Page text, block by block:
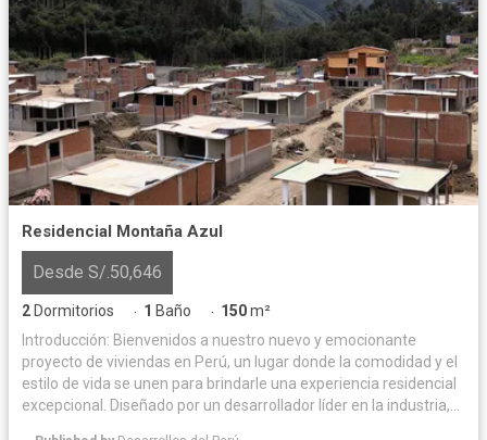
Residencial Montaña Azul
Desde S/.50,646
2 Dormitorios · 1 Baño · 150m²
Introducción: Bienvenidos a nuestro nuevo y emocionante
proyecto de viviendas en Perú, un lugar donde la comodidad y el
estilo de vida se unen para brindarle una experiencia residencial
excepcional. Diseñado por un desarrollador líder en la industria,